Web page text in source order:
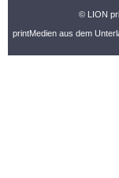
© LION
printMedien aus dem